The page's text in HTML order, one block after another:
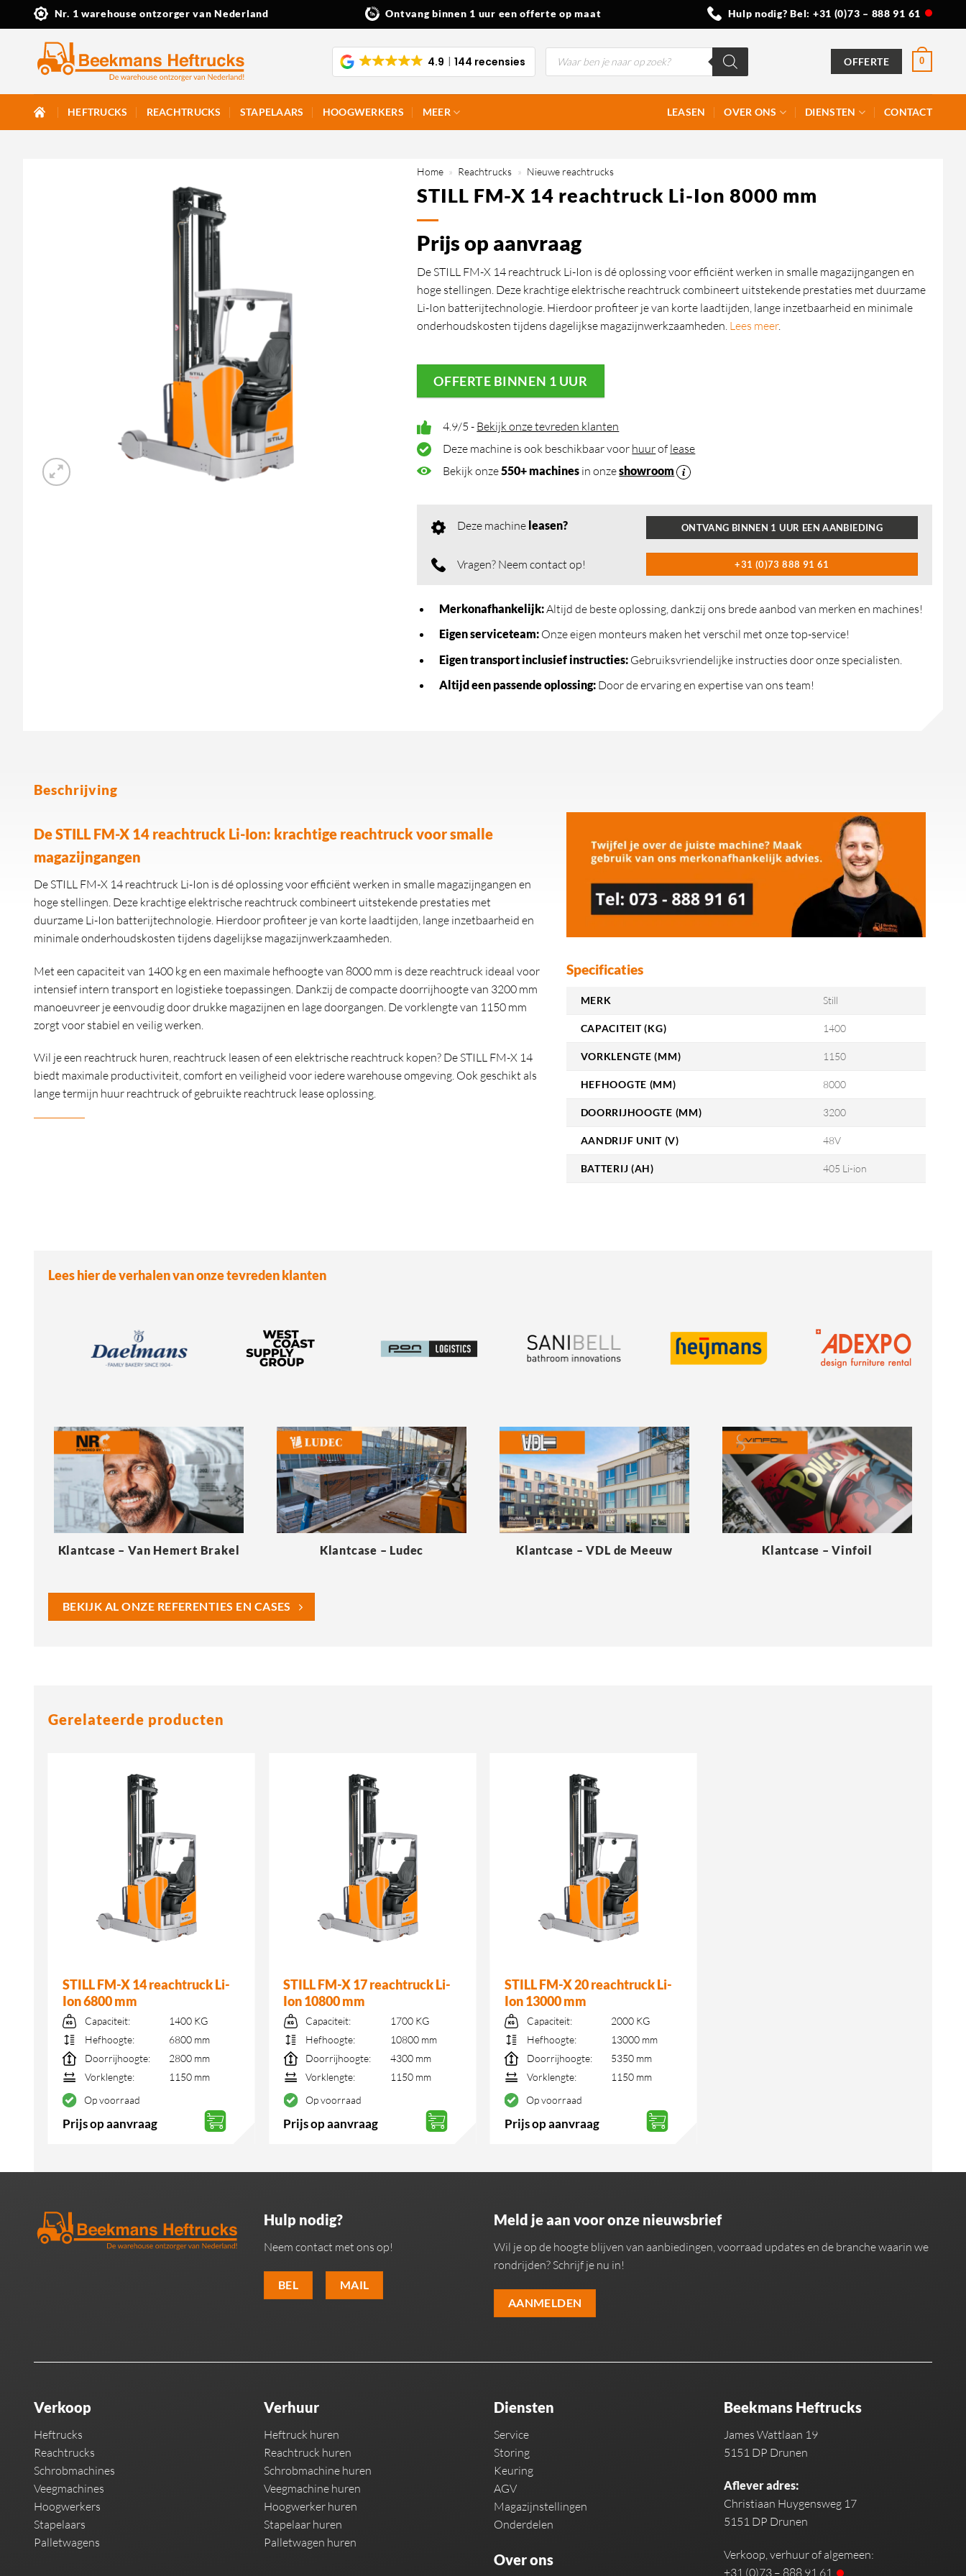
naar
Nr. 1 warehouse ontzorger van Nederland Ontvang binnen 1 uur een offerte op maat Hulp nodig? Bel: +31 (0)73 – 888 91 61
4.9 144 recensies
Producten
zoeken
OFFERTE 0
HEFTRUCKS REACHTRUCKS STAPELAARS HOOGWERKERS MEER LEASEN OVER ONS DIENSTEN CONTACT
Home » Reachtrucks » Nieuwe reachtrucks
STILL FM-X 14 reachtruck Li-Ion 8000 mm
Prijs op aanvraag
De STILL FM-X 14 reachtruck Li-Ion is dé oplossing voor efficiënt werken in smalle magazijngangen en
hoge stellingen. Deze krachtige elektrische reachtruck combineert uitstekende prestaties met duurzame
Li-Ion batterijtechnologie. Hierdoor profiteer je van korte laadtijden, lange inzetbaarheid en minimale
onderhoudskosten tijdens dagelijkse magazijnwerkzaamheden. Lees meer.
OFFERTE BINNEN 1 UUR
4.9/5 - Bekijk onze tevreden klanten
Deze machine is ook beschikbaar voor huurof lease
Bekijk onze550+ machines in onzeshowroom
Deze machine leasen? ONTVANG BINNEN 1 UUR EEN AANBIEDING
Vragen? Neem contact op! +31 (0)73 888 91 61
Merkonafhankelijk:Altijd de beste oplossing, dankzij ons brede aanbod van merken en machines!
Eigen serviceteam: Onze eigen monteurs maken het verschil met onze top-service!
Eigen transport inclusief instructies: Gebruiksvriendelijke instructies door onze specialisten.
Altijd een passende oplossing: Door de ervaring en expertise van ons team!
Beschrijving
De STILL FM-X 14 reachtruck Li-Ion: krachtige reachtruck voor smalle
magazijngangen
De STILL FM-X 14 reachtruck Li-Ion is dé oplossing voor efficiënt werken in smalle magazijngangen en
hoge stellingen. Deze krachtige elektrische reachtruck combineert uitstekende prestaties met
duurzame Li-Ion batterijtechnologie. Hierdoor profiteer je van korte laadtijden, lange inzetbaarheid en
minimale onderhoudskosten tijdens dagelijkse magazijnwerkzaamheden.
Met een capaciteit van 1400 kg en een maximale hefhoogte van 8000 mm is deze reachtruck ideaal voor
intensief intern transport en logistieke toepassingen. Dankzij de compacte doorrijhoogte van 3200 mm
manoeuvreer je eenvoudig door drukke magazijnen en lage doorgangen. De vorklengte van 1150 mm
zorgt voor stabiel en veilig werken.
Wil je een reachtruck huren, reachtruck leasen of een elektrische reachtruck kopen? De STILL FM-X 14
biedt maximale productiviteit, comfort en veiligheid voor iedere warehouse omgeving. Ook geschikt als
lange termijn huur reachtruck of gebruikte reachtruck lease oplossing.
Specificaties
MERK Still
CAPACITEIT (KG) 1400
VORKLENGTE (MM) 1150
HEFHOOGTE (MM) 8000
DOORRIJHOOGTE (MM) 3200
AANDRIJF UNIT (V) 48V
BATTERIJ (AH) 405 Li-ion
Lees hier de verhalen van onze tevreden klanten
Klantcase – Van Hemert Brakel Klantcase – Ludec Klantcase – VDL de Meeuw Klantcase – Vinfoil
BEKIJK AL ONZE REFERENTIES EN CASES
Gerelateerde producten
STILL FM-X 14 reachtruck Li-
Ion 6800 mm
Capaciteit:
1400 KG
Hefhoogte:
6800 mm
Doorrijhoogte:
2800 mm
Vorklengte:
1150 mm
Op voorraad
Prijs op aanvraag
STILL FM-X 17 reachtruck Li-
Ion 10800 mm
Capaciteit:
1700 KG
Hefhoogte:
10800 mm
Doorrijhoogte:
4300 mm
Vorklengte:
1150 mm
Op voorraad
Prijs op aanvraag
STILL FM-X 20 reachtruck Li-
Ion 13000 mm
Capaciteit:
2000 KG
Hefhoogte:
13000 mm
Doorrijhoogte:
5350 mm
Vorklengte:
1150 mm
Op voorraad
Prijs op aanvraag
Hulp nodig?
Neem contact met ons op!
BEL MAIL
Meld je aan voor onze nieuwsbrief
Wil je op de hoogte blijven van aanbiedingen, voorraad updates en de branche waarin we
rondrijden? Schrijf je nu in!
AANMELDEN
Verkoop
Heftrucks
Reachtrucks
Schrobmachines
Veegmachines
Hoogwerkers
Stapelaars
Palletwagens
Verhuur
Heftruck huren
Reachtruck huren
Schrobmachine huren
Veegmachine huren
Hoogwerker huren
Stapelaar huren
Palletwagen huren
Diensten
Service
Storing
Keuring
AGV
Magazijnstellingen
Onderdelen
Over ons
Beekmans Heftrucks
James Wattlaan 19
5151 DP Drunen
Aflever adres:
Christiaan Huygensweg 17
5151 DP Drunen
Verkoop, verhuur of algemeen:
+31 (0)73 – 888 91 61